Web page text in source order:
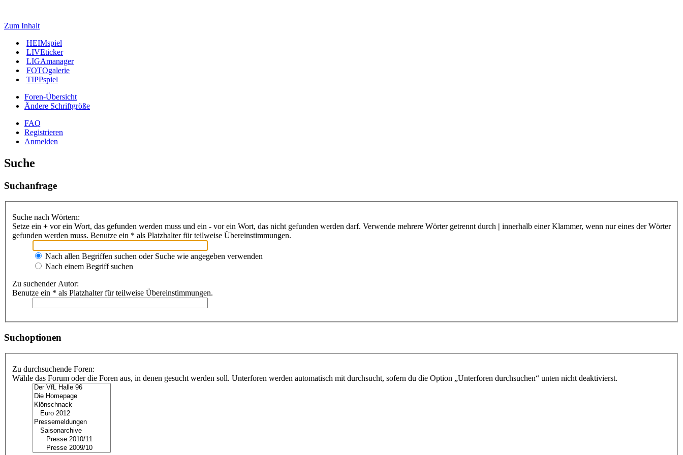
Zum Inhalt
HEIMspiel
LIVEticker
LIGAmanager
FOTOgalerie
TIPPspiel
Foren-Übersicht
Ändere Schriftgröße
FAQ
Registrieren
Anmelden
Suche
Suchanfrage
Suche nach Wörtern:
Setze ein + vor ein Wort, das gefunden werden muss und ein - vor ein Wort, das nicht gefunden werden darf. Verwende mehrere Wörter getrennt durch | innerhalb einer Klammer, wenn nur eines der Wörter
gefunden werden muss. Benutze ein * als Platzhalter für teilweise Übereinstimmungen.
Nach allen Begriffen suchen oder Suche wie angegeben verwenden
Nach einem Begriff suchen
Zu suchender Autor:
Benutze ein * als Platzhalter für teilweise Übereinstimmungen.
Suchoptionen
Zu durchsuchende Foren:
Wähle das Forum oder die Foren aus, in denen gesucht werden soll. Unterforen werden automatisch mit durchsucht, sofern du die Option „Unterforen durchsuchen“ unten nicht deaktivierst.